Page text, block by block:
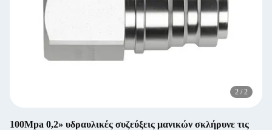
2 / 2
100Mpa 0,2» υδραυλικές συζεύξεις μανικών σκλήρυνε τις